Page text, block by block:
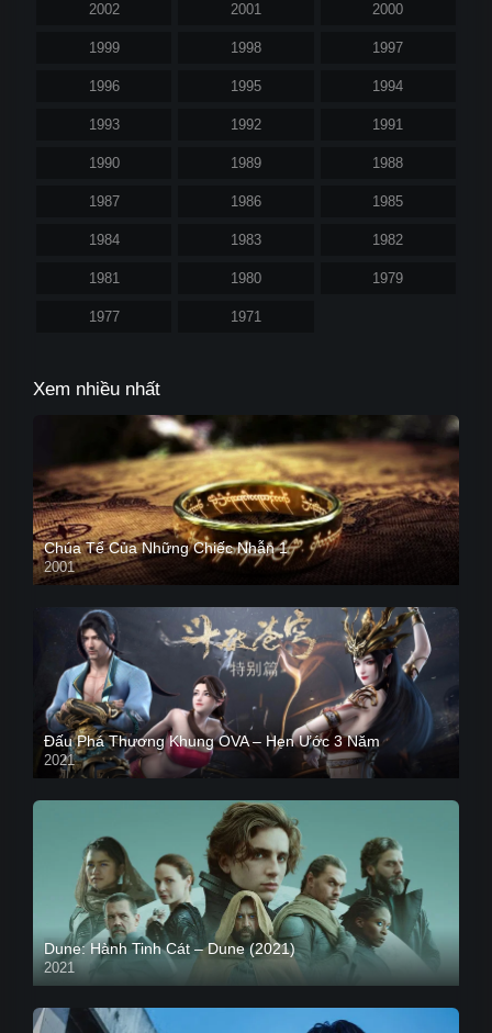
2002 2001 2000
1999 1998 1997
1996 1995 1994
1993 1992 1991
1990 1989 1988
1987 1986 1985
1984 1983 1982
1981 1980 1979
1977 1971
Xem nhiều nhất
Chúa Tể Của Những Chiếc Nhẫn 1
2001
Đấu Phá Thương Khung OVA – Hẹn Ước 3 Năm
2021
Dune: Hành Tinh Cát – Dune (2021)
2021
HD VIETSUB